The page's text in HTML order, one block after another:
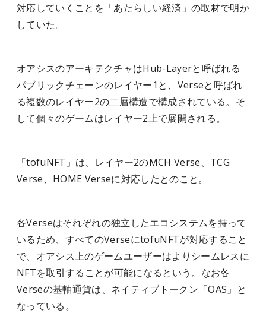
対応していくことを「あたらしい経済」の取材で明か
していた。
オアシスのアーキテクチャはHub-Layerと呼ばれる
パブリックチェーンのレイヤー1と、Verseと呼ばれ
る複数のレイヤー2の二層構造で構成されている。そ
して個々のゲームはレイヤー2上で展開される。
「tofuNFT」は、レイヤー2のMCH Verse、TCG
Verse、HOME Verseに対応したとのこと。
各Verseはそれぞれの独立したエコシステムを持って
いるため、すべてのVerseにtofuNFTが対応すること
で、オアシス上のゲームユーザーはよりシームレスに
NFTを取引することが可能になるという。なお各
Verseの基軸通貨は、ネイティブトークン「OAS」と
なっている。